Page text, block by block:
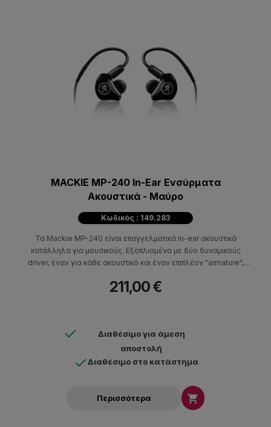
MACKIE MP-240 In-Ear Ενσύρματα
Ακουστικά - Μαύρο
Κωδικός : 149.283
Τα Mackie MP-240 είναι επαγγελματικά in-ear ακουστικά
κατάλληλα για μουσικούς. Εξοπλισμένα με δύο δυναμικούς
driver, έναν για κάθε ακουστικό και έναν επιπλέον "armature",
211,00 €
Διαθέσιμο για άμεση
αποστολή
Διαθέσιμο στο κατάστημα
Περισσότερα 